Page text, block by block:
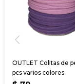
OUTLET Colitas de
pcs varios colores